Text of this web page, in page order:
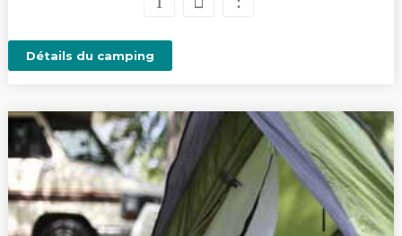
Détails du camping